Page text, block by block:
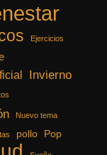
Ejercicios
Invierno
Nuevo tema
pollo
Pop